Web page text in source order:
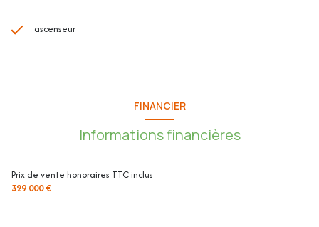
ascenseur
FINANCIER
Informations financières
Prix de vente honoraires TTC inclus
329 000 €